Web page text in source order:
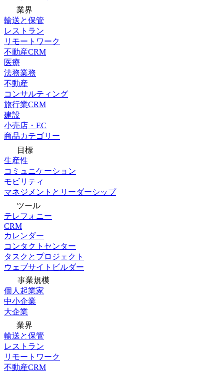
業界
輸送と保管
レストラン
リモートワーク
不動産CRM
医療
法務業務
不動産
コンサルティング
旅行業CRM
建設
小売店・EC
商品カテゴリー
目標
生産性
コミュニケーション
モビリティ
マネジメントとリーダーシップ
ツール
テレフォニー
CRM
カレンダー
コンタクトセンター
タスクとプロジェクト
ウェブサイトビルダー
事業規模
個人起業家
中小企業
大企業
業界
輸送と保管
レストラン
リモートワーク
不動産CRM